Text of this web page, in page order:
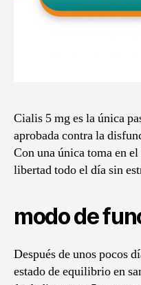
Cialis 5 mg es la única
aprobada contra la
Con una única toma en
libertad todo el día sin
modo de
Después de unos pocos
estado de equilibrio en